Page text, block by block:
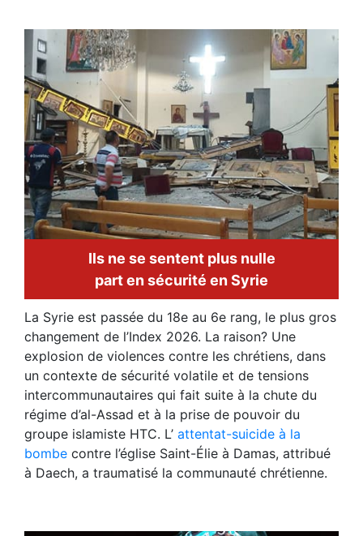
Ils ne se sentent plus nulle
part en sécurité en Syrie
La Syrie est passée du 18e au 6e rang, le plus gros
changement de l’Index 2026. La raison? Une
explosion de violences contre les chrétiens, dans
un contexte de sécurité volatile et de tensions
intercommunautaires qui fait suite à la chute du
régime d’al-Assad et à la prise de pouvoir du
groupe islamiste HTC. L’ attentat-suicide à la
bombe contre l’église Saint-Élie à Damas, attribué
à Daech, a traumatisé la communauté chrétienne.